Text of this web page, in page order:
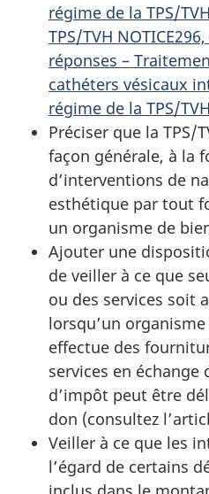
régime de la TPS/TVH
TPS/TVH
réponses –
cathéters vésicaux
régime de la TPS/TVH
Préciser que la TPS/
façon générale, à la
d’interventions de
esthétique par tout
un organisme de
Ajouter une
de veiller à ce que
ou des services soit
lorsqu’un
effectue des
services en échange
d’impôt peut être
don (consultez
Veiller à ce que les
l’égard de certains